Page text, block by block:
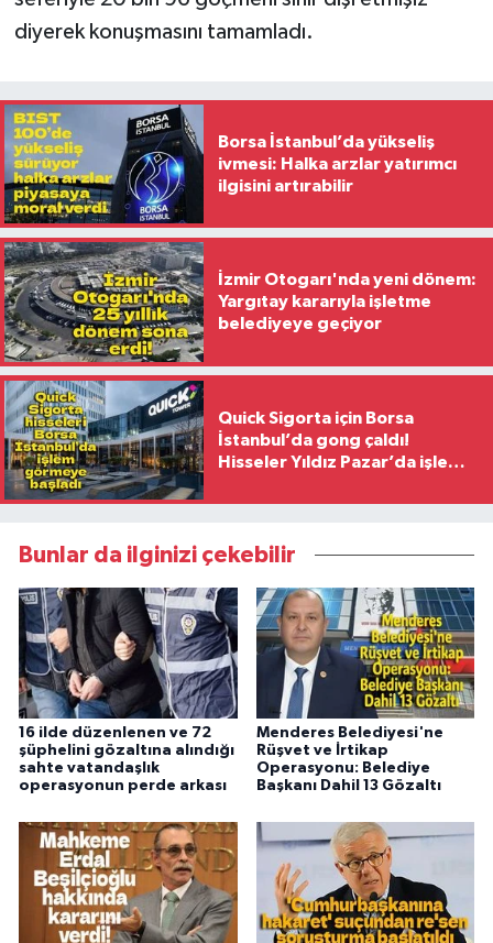
diyerek konuşmasını tamamladı.
Borsa İstanbul’da yükseliş
ivmesi: Halka arzlar yatırımcı
ilgisini artırabilir
İzmir Otogarı'nda yeni dönem:
Yargıtay kararıyla işletme
belediyeye geçiyor
Quick Sigorta için Borsa
İstanbul’da gong çaldı!
Hisseler Yıldız Pazar’da işlem
Bunlar da ilginizi çekebilir
16 ilde düzenlenen ve 72
şüphelini gözaltına alındığı
sahte vatandaşlık
operasyonun perde arkası
Menderes Belediyesi'ne
Rüşvet ve İrtikap
Operasyonu: Belediye
Başkanı Dahil 13 Gözaltı